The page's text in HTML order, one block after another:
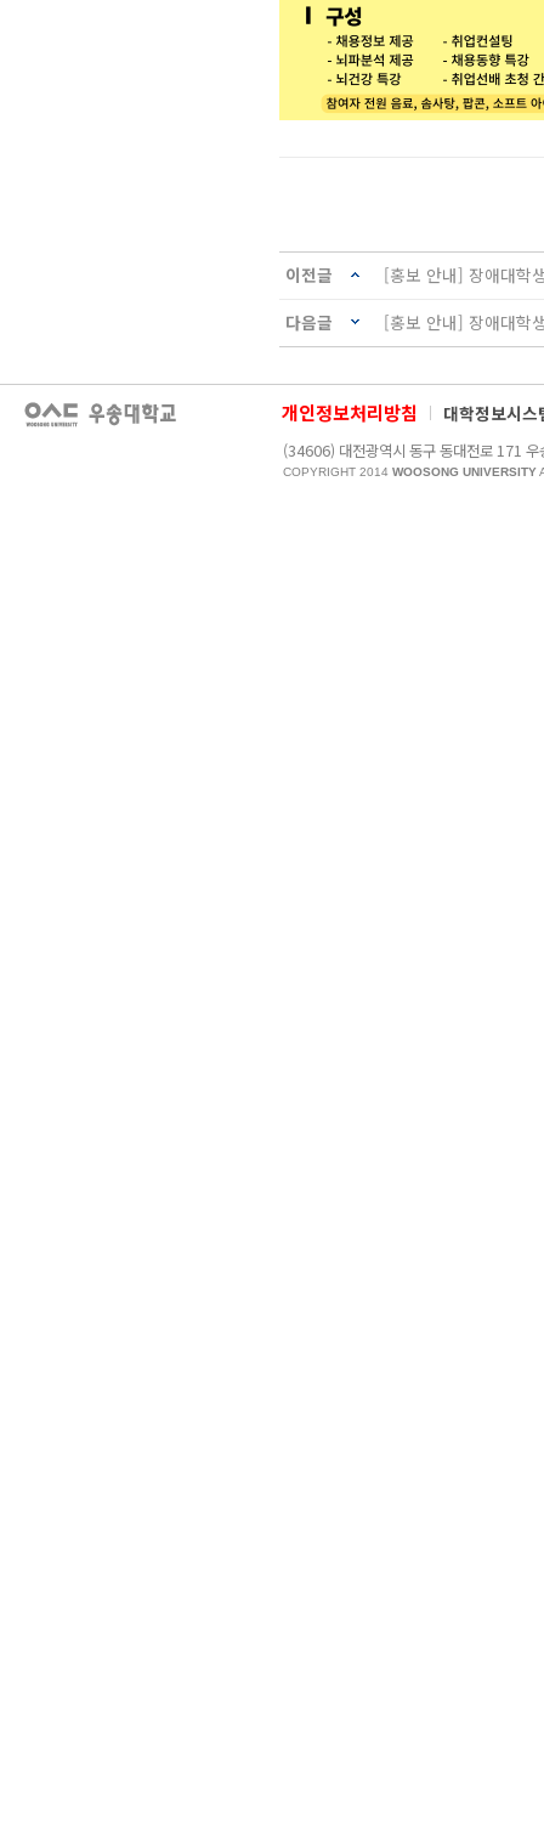
이전글
[홍보 안내] 장애대학
다음글
[홍보 안내] 장애대학
개인정보처리방침 대학정보시스
(34606) 대전광역시 동구 동대전로 171
COPYRIGHT 2014 WOOSONG UNIVERSITY